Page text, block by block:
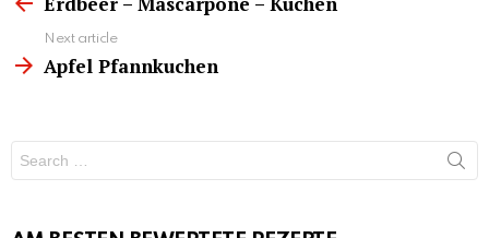
Next article
Apfel Pfannkuchen
for: